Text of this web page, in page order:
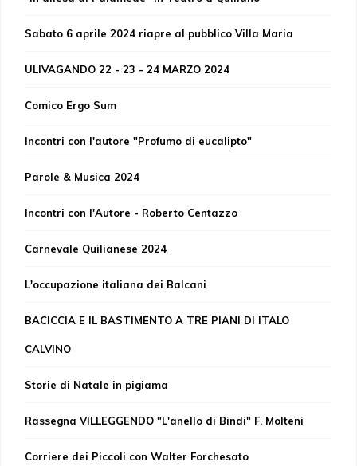
Sabato 6 aprile 2024 riapre al pubblico Villa Maria
ULIVAGANDO 22 - 23 - 24 MARZO 2024
Comico Ergo Sum
Incontri con l'autore "Profumo di eucalipto"
Parole & Musica 2024
Incontri con l'Autore - Roberto Centazzo
Carnevale Quilianese 2024
L'occupazione italiana dei Balcani
BACICCIA E IL BASTIMENTO A TRE PIANI DI ITALO
CALVINO
Storie di Natale in pigiama
Rassegna VILLEGGENDO "L'anello di Bindi" F. Molteni
Corriere dei Piccoli con Walter Forchesato